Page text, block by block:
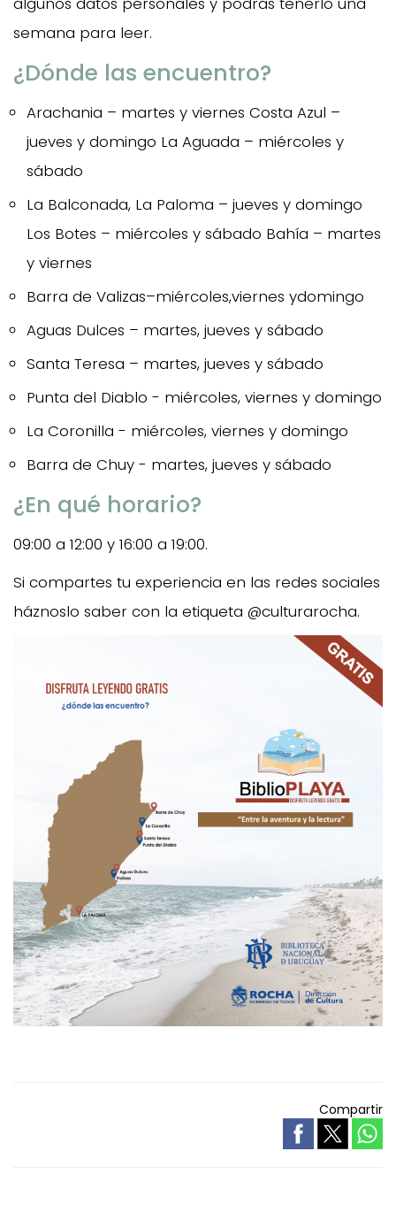
semana para leer.
¿Dónde las encuentro?
Arachania – martes y viernes Costa Azul –
jueves y domingo La Aguada – miércoles y
sábado
La Balconada, La Paloma – jueves y domingo
Los Botes – miércoles y sábado Bahía – martes
y viernes
Barra de Valizas–miércoles,viernes ydomingo
Aguas Dulces – martes, jueves y sábado
Santa Teresa – martes, jueves y sábado
Punta del Diablo - miércoles, viernes y domingo
La Coronilla - miércoles, viernes y domingo
Barra de Chuy - martes, jueves y sábado
¿En qué horario?
09:00 a 12:00 y 16:00 a 19:00.
Si compartes tu experiencia en las redes sociales
háznoslo saber con la etiqueta @culturarocha.
Compartir